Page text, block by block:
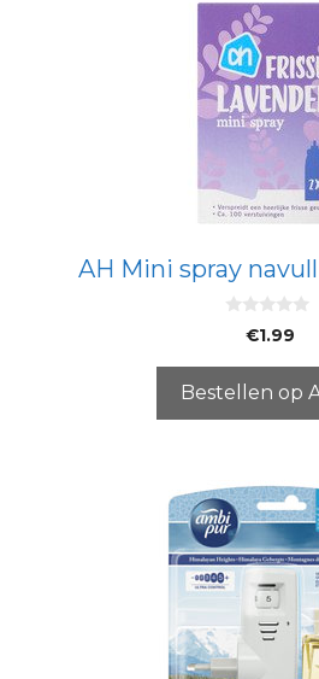
AH Mini spray
5
€1.99
Bestellen op